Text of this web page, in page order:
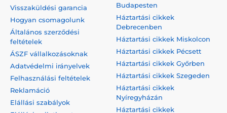
Visszaküldési garancia
Hogyan csomagolunk
Általános szerződési
feltételek
ÁSZF vállalkozásoknak
Adatvédelmi irányelvek
Felhasználási feltételek
Reklamáció
Elállási szabályok
Budapesten
Háztartási cikkek
Debrecenben
Háztartási cikkek Miskolcon
Háztartási cikkek Pécsett
Háztartási cikkek Győrben
Háztartási cikkek Szegeden
Háztartási cikkek
Nyíregyházán
Háztartási cikkek